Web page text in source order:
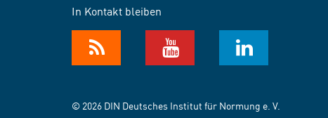
In Kontakt bleiben
© 2026 DIN Deutsches Institut für Normung e. V.